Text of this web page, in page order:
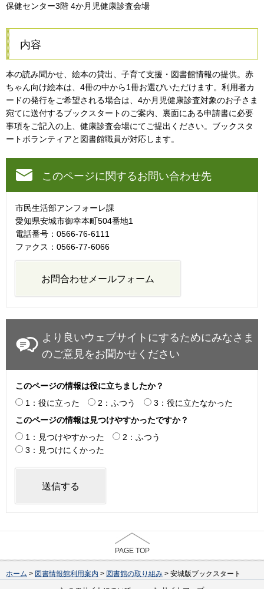
保健センター3階 4か月児健康診査会場
内容
本の読み聞かせ、絵本の貸出、子育て支援・図書館情報の提供。赤
ちゃん向け絵本は、4冊の中から1冊お選びいただけます。利用者カ
ードの発行をご希望される場合は、4か月児健康診査対象のお子さま
宛てに送付するブックスタートのご案内、裏面にある申請書に必要
事項をご記入の上、健康診査会場にてご提出ください。ブックスタ
ートボランティアと図書館職員が対応します。
このページに関するお問い合わせ先
市民生活部アンフォーレ課
愛知県安城市御幸本町504番地1
電話番号：0566-76-6111
ファクス：0566-77-6066
より良いウェブサイトにするためにみなさま
のご意見をお聞かせください
このページの情報は役に立ちましたか？
1：役に立った
2：ふつう
3：役に立たなかった
このページの情報は見つけやすかったですか？
1：見つけやすかった
2：ふつう
3：見つけにくかった
PAGE TOP
ホーム > 図書情報館利用案内 > 図書館の取り組み > 安城版ブックスタート